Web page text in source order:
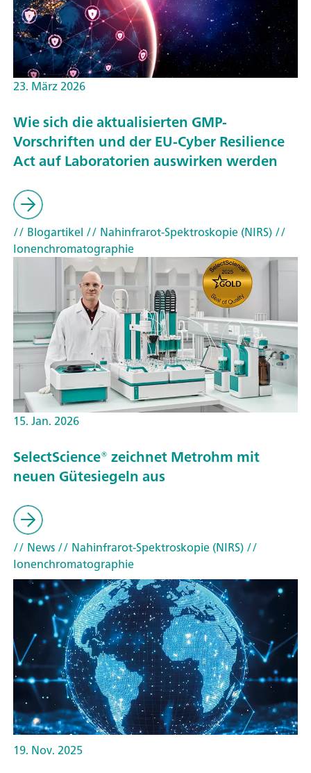
23. März 2026
Wie sich die aktualisierten GMP-
Vorschriften und der EU-Cyber Resilience
Act auf Laboratorien auswirken werden
// Blogartikel // Nahinfrarot-Spektroskopie (NIRS)//
Ionenchromatographie
15. Jan. 2026
SelectScience® zeichnet Metrohm mit
neuen Gütesiegeln aus
// News// Nahinfrarot-Spektroskopie (NIRS)//
Ionenchromatographie
19. Nov. 2025